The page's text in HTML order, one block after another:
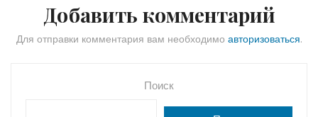
ts
A
gr
a
o
kl
а
в
Добавить комментарий
Для отправки комментария вам необходимо авторизоваться.
Поиск